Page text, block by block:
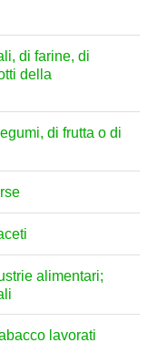
di farine, di
della
di frutta o di
alimentari;
lavorati